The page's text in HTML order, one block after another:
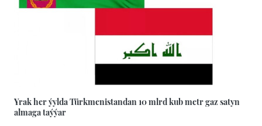
Yrak her ýylda Türkmenistandan 10 mlrd kub metr gaz satyn
almaga taýýar